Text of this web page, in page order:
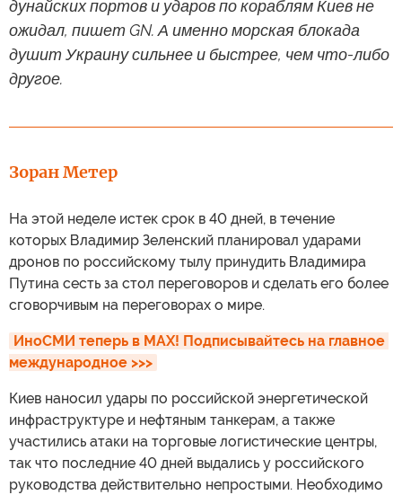
дунайских портов и ударов по кораблям Киев не
ожидал, пишет GN. А именно морская блокада
душит Украину сильнее и быстрее, чем что-либо
другое.
Зоран Метер
На этой неделе истек срок в 40 дней, в течение
которых Владимир Зеленский планировал ударами
дронов по российскому тылу принудить Владимира
Путина сесть за стол переговоров и сделать его более
сговорчивым на переговорах о мире.
ИноСМИ теперь в MAX! Подписывайтесь на главное
международное >>>
Киев наносил удары по российской энергетической
инфраструктуре и нефтяным танкерам, а также
участились атаки на торговые логистические центры,
так что последние 40 дней выдались у российского
руководства действительно непростыми. Необходимо